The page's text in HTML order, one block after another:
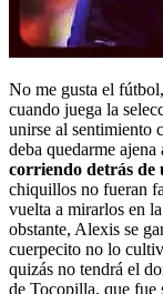
No me gusta el
cuando juega la
unirse al sentimiento
deba quedarme ajena
corriendo detrás de
chiquillos no fueran
vuelta a mirarlos en
obstante, Alexis se
cuerpecito no lo
quizás no tendrá el
de Tocopilla, que fue